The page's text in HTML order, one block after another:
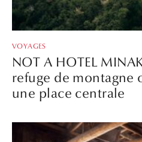
VOYAGES
NOT A HOTEL
refuge de montagne
une place centrale